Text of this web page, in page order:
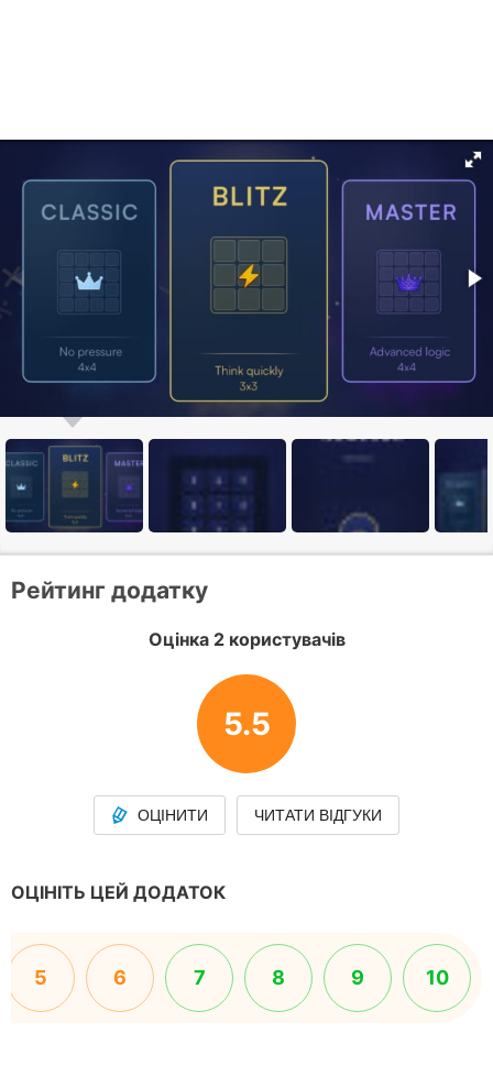
Рейтинг додатку
Оцінка 2 користувачів
5.5
ОЦІНИТИ ЧИТАТИ ВІДГУКИ
ОЦІНІТЬ ЦЕЙ ДОДАТОК
5 6 7 8 9 10